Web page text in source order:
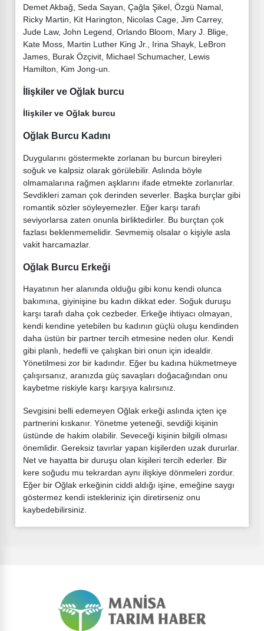
Demet Akbağ, Seda Sayan, Çağla Şikel, Özgü Namal,
Ricky Martin, Kit Harington, Nicolas Cage, Jim Carrey,
Jude Law, John Legend, Orlando Bloom, Mary J. Blige,
Kate Moss, Martin Luther King Jr., Irina Shayk, LeBron
James, Burak Özçivit, Michael Schumacher, Lewis
Hamilton, Kim Jong-un.
İlişkiler ve Oğlak burcu
İlişkiler ve Oğlak burcu
Oğlak Burcu Kadını
Duygularını göstermekte zorlanan bu burcun bireyleri
soğuk ve kalpsiz olarak görülebilir. Aslında böyle
olmamalarına rağmen aşklarını ifade etmekte zorlanırlar.
Sevdikleri zaman çok derinden severler. Başka burçlar gibi
romantik sözler söyleyemezler. Eğer karşı tarafı
seviyorlarsa zaten onunla birliktedirler. Bu burçtan çok
fazlası beklenmemelidir. Sevmemiş olsalar o kişiyle asla
vakit harcamazlar.
Oğlak Burcu Erkeği
Hayatının her alanında olduğu gibi konu kendi olunca
bakımına, giyinişine bu kadın dikkat eder. Soğuk duruşu
karşı tarafı daha çok cezbeder. Erkeğe ihtiyacı olmayan,
kendi kendine yetebilen bu kadının güçlü oluşu kendinden
daha üstün bir partner tercih etmesine neden olur. Kendi
gibi planlı, hedefli ve çalışkan biri onun için idealdir.
Yönetilmesi zor bir kadındır. Eğer bu kadına hükmetmeye
çalışırsanız, aranızda güç savaşları doğacağından onu
kaybetme riskiyle karşı karşıya kalırsınız.
Sevgisini belli edemeyen Oğlak erkeği aslında içten içe
partnerini kıskanır. Yönetme yeteneği, sevdiği kişinin
üstünde de hakim olabilir. Seveceği kişinin bilgili olması
önemlidir. Gereksiz tavırlar yapan kişilerden uzak dururlar.
Net ve hayatta bir duruşu olan kişileri tercih ederler. Bir
kere soğudu mu tekrardan aynı ilişkiye dönmeleri zordur.
Eğer bir Oğlak erkeğinin ciddi aldığı işine, emeğine saygı
göstermez kendi istekleriniz için diretirseniz onu
kaybedebilirsiniz.